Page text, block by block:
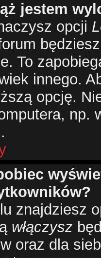
jestem
opcji
To
innego.
opcję.
np.
znajdziesz
włączysz
oraz dla